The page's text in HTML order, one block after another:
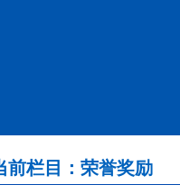
前栏目：荣誉奖励